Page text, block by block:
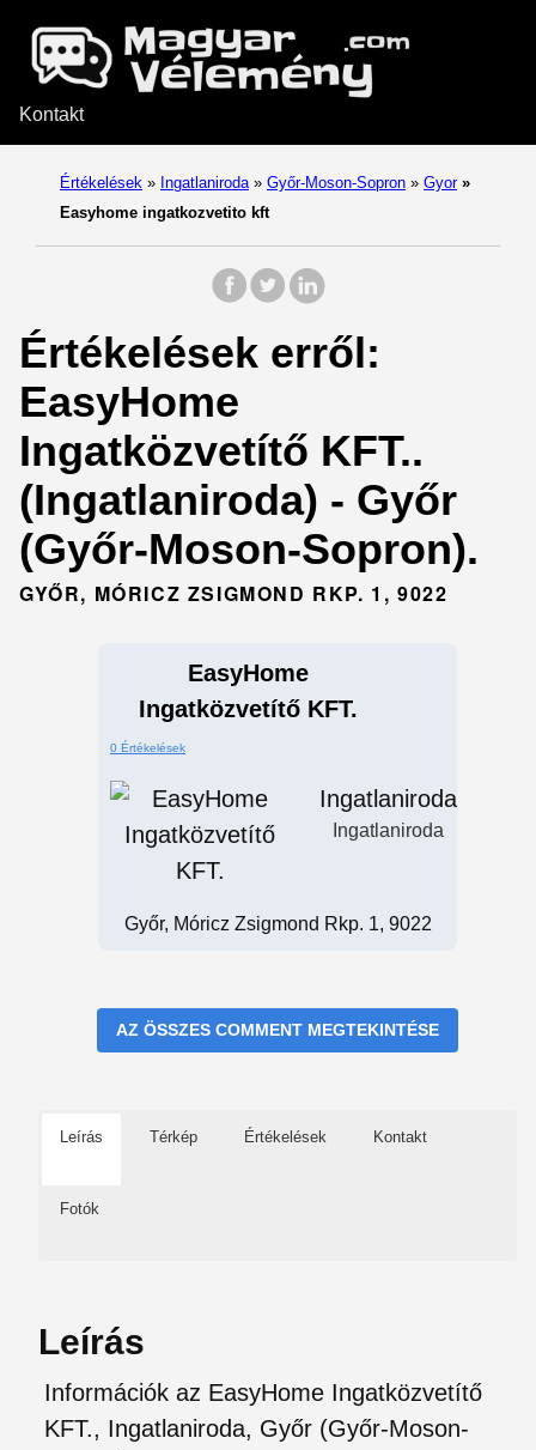
Kontakt
Értékelések » Ingatlaniroda » Győr-Moson-Sopron » Gyor »
Easyhome ingatkozvetito kft
Értékelések erről:
EasyHome
Ingatközvetítő KFT..
(Ingatlaniroda) - Győr
(Győr-Moson-Sopron).
GYŐR, MÓRICZ ZSIGMOND RKP. 1, 9022
EasyHome
Ingatközvetítő KFT.
0 Értékelések
Ingatlaniroda
Ingatlaniroda
Győr, Móricz Zsigmond Rkp. 1, 9022
AZ ÖSSZES COMMENT MEGTEKINTÉSE
Leírás Térkép Értékelések Kontakt
Fotók
Leírás
Információk az EasyHome Ingatközvetítő
KFT., Ingatlaniroda, Győr (Győr-Moson-